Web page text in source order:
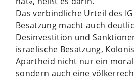
Das verbindliche Urteil des
Besatzung macht auch
Desinvestition und
israelische Besatzung,
Apartheid nicht nur ein
sondern auch eine